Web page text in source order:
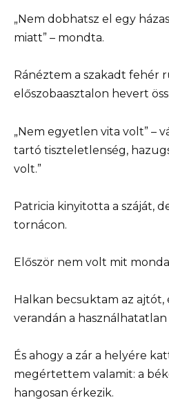
„Nem dobhatsz el egy
miatt” – mondta.
Ránéztem a szakadt fehér
előszobaasztalon hevert
„Nem egyetlen vita volt” –
tartó tiszteletlenség,
volt.”
Patricia kinyitotta a száját,
tornácon.
Először nem volt mit
Halkan becsuktam az
verandán a
És ahogy a zár a helyére
megértettem valamit: a
hangosan érkezik.